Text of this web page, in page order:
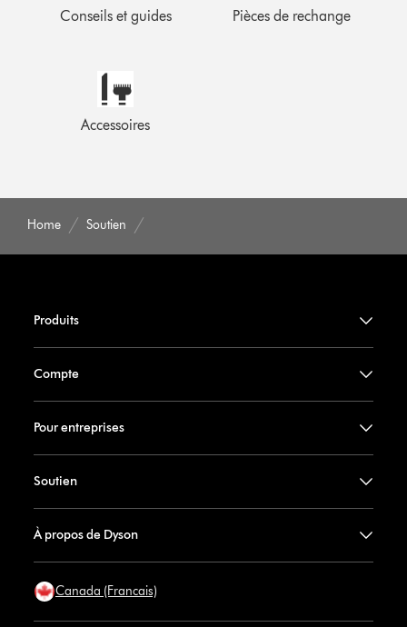
Conseils et guides Pièces de rechange
Accessoires
Home Soutien
Produits
Compte
Pour entreprises
Soutien
À propos de Dyson
Canada (Francais)